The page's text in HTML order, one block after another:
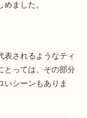
ました。
表されるようなティ
とっては、その部分
いシーンもありま